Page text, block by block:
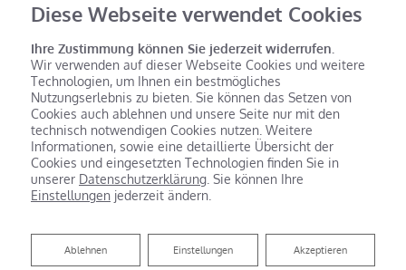
Diese Webseite verwendet Cookies
Ihre Zustimmung können Sie jederzeit widerrufen.
Wir verwenden auf dieser Webseite Cookies und weitere
Technologien, um Ihnen ein bestmögliches
Nutzungserlebnis zu bieten. Sie können das Setzen von
Cookies auch ablehnen und unsere Seite nur mit den
technisch notwendigen Cookies nutzen. Weitere
Informationen, sowie eine detaillierte Übersicht der
Cookies und eingesetzten Technologien finden Sie in
unserer Datenschutzerklärung . Sie können Ihre
Einstellungen jederzeit ändern.
Akzeptieren
Einstellungen
Ablehnen
Ablehnen